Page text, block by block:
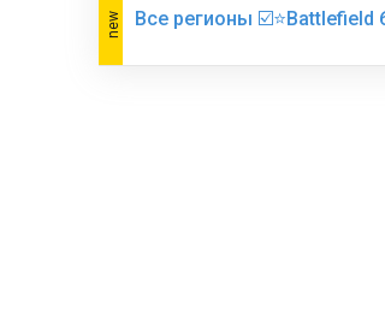
Все регионы ☑️⭐Battlefield